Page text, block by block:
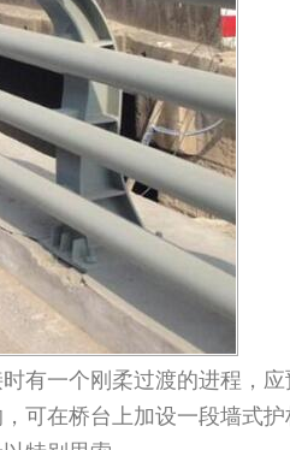
一个刚柔过渡的进程，应
可在桥台上加设一段墙式护